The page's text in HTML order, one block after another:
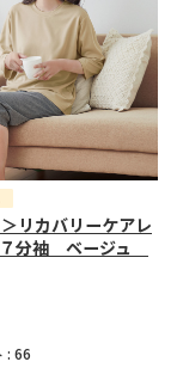
リカバリーケアレ
分袖 ベージュ
: 66